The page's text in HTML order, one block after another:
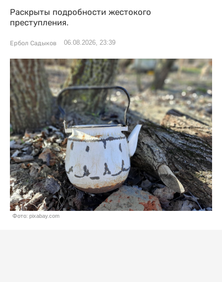
Раскрыты подробности жестокого
преступления.
Ербол Садыков 06.08.2026, 23:39
Фото: pixabay.com